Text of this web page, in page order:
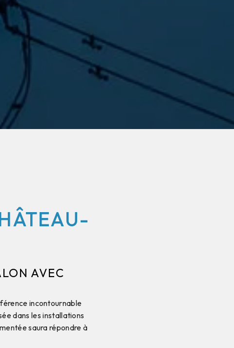
AVEC
incontournable
dans les installations
saura répondre à